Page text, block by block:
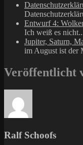
Entwurf 4:
Ich weiß es
Jupiter, Saturn,
im August ist der
Veröffentlicht
Ralf Schoofs